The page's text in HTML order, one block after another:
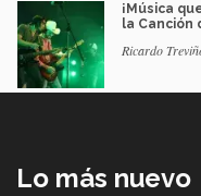
¡Música
la Canción
Ricardo
Lo más nuevo